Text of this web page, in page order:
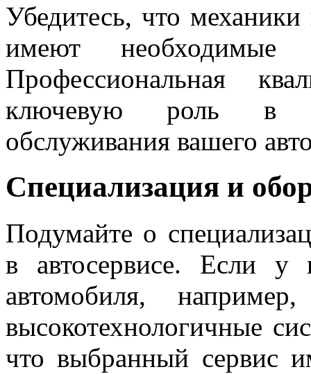
Убедитесь, что
имеют необходимые
Профессиональная
ключевую роль в
обслуживания вашего
Специализация и
Подумайте о
в автосервисе. Если у
автомобиля,
высокотехнологичные
что выбранный сервис